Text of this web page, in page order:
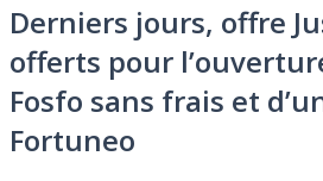
Derniers jours, offre
offerts pour
Fosfo sans frais et
Fortuneo